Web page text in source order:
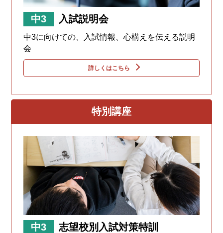
中3 入試説明会
中3に向けての、入試情報、心構えを伝える説明
会
詳しくはこちら
特別講座
中3 志望校別入試対策特訓